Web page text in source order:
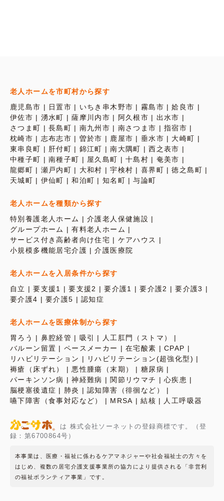
老人ホームを市町村から探す
鹿児島市
日置市 いちき串木野市 霧島市
姶良市
伊佐市
湧水町 薩摩川内市 阿久根市
出水市
さつま町
長島町 南九州市 南さつま市
指宿市
枕崎市
志布志市 曽於市 鹿屋市 垂水市
大崎町
東串良町
肝付町 錦江町 南大隅町
西之表市
中種子町
南種子町 屋久島町 十島村
奄美市
龍郷町
瀬戸内町 大和村 宇検村 喜界町
徳之島町
天城町
伊仙町 和泊町 知名町 与論町
老人ホームを種類から探す
特別養護老人ホーム
介護老人保健施設
グループホーム
有料老人ホーム
サービス付き高齢者向け住宅
ケアハウス
小規模多機能居宅介護
介護医療院
老人ホームを入居条件から探す
自立
要支援1 要支援2 要介護1 要介護2
要介護3
要介護4
要介護5 認知症
老人ホームを医療体制から探す
胃ろう
鼻腔経管 吸引
人工肛門（ストマ）
バルーン留置
ペースメーカー 在宅酸素
CPAP
リハビリテーション
リハビリテーション(超強化型)
褥瘡（床ずれ）
悪性腫瘍（末期）
糖尿病
パーキンソン病
神経難病 関節リウマチ
心疾患
脳梗塞後遺症
肺炎
認知障害（徘徊など）
嚥下障害（食事対応など）
MRSA 結核 人工呼吸器
は 株式会社ソーネットの登録商標です。（登
録：第6700864号）
本事業は、医療・福祉に係わるケアマネジャーや社会福祉士の方々を
はじめ、複数の居宅介護支援事業所の協力により提供される「非営利
の福祉ボランティア事業」です。